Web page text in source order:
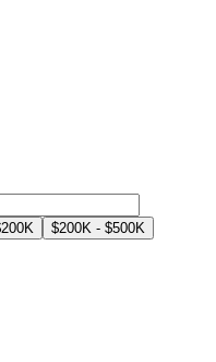
$200K - $500K